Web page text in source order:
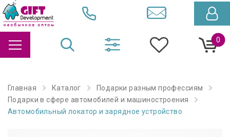
0
Главная Каталог
Подарки разным профессиям
Подарки в сфере автомобилей и машиностроения
Автомобильный локатор и зарядное устройство